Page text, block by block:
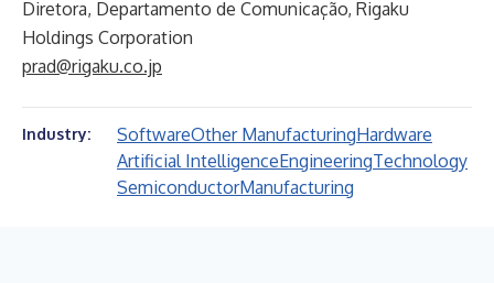
Diretora, Departamento de Comunicação, Rigaku
Holdings Corporation
prad@rigaku.co.jp
Industry: SoftwareOther ManufacturingHardware
Artificial IntelligenceEngineeringTechnology
SemiconductorManufacturing